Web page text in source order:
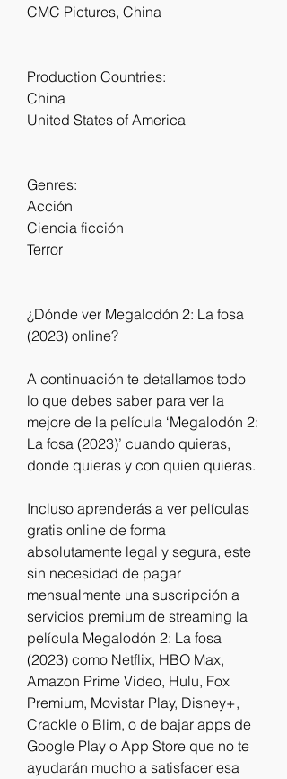
CMC Pictures, China
Production Countries:
China
United States of America
Genres:
Acción
Ciencia ficción
Terror
¿Dónde ver Megalodón 2: La fosa
(2023) online?
A continuación te detallamos todo
lo que debes saber para ver la
mejore de la película ‘Megalodón 2:
La fosa (2023)’ cuando quieras,
donde quieras y con quien quieras.
Incluso aprenderás a ver películas
gratis online de forma
absolutamente legal y segura, este
sin necesidad de pagar
mensualmente una suscripción a
servicios premium de streaming la
película Megalodón 2: La fosa
(2023) como Netflix, HBO Max,
Amazon Prime Video, Hulu, Fox
Premium, Movistar Play, Disney+,
Crackle o Blim, o de bajar apps de
Google Play o App Store que no te
ayudarán mucho a satisfacer esa